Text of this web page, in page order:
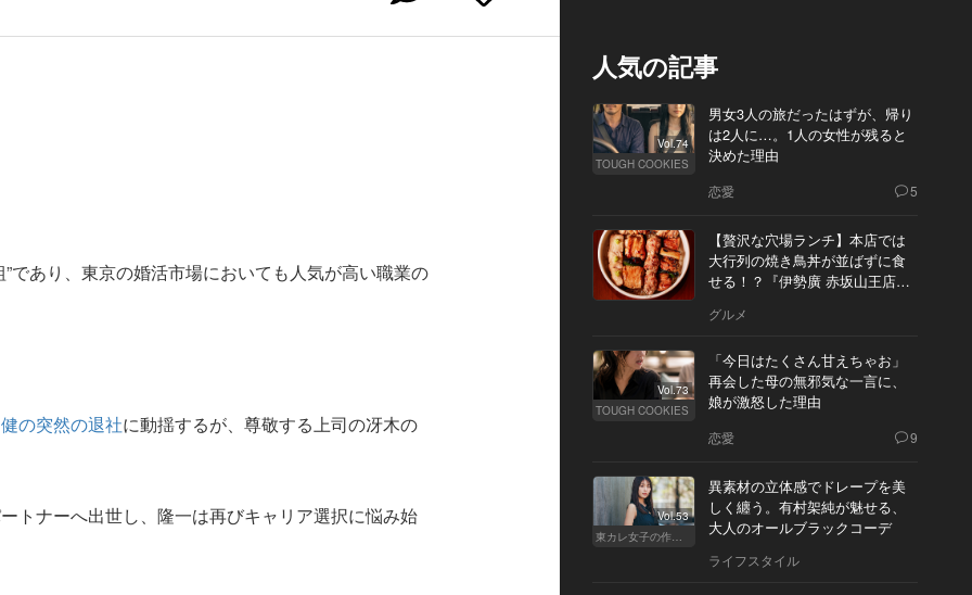
であり、東京の婚活市場においても人気が高い職業の
の突然の退社に動揺するが、尊敬する上司の冴木の
トナーへ出世し、隆一は再びキャリア選択に悩み始
人気の記事
Vol.74
TOUGH COOKIES
男女3人の旅だったはずが、帰り
は2人に…。1人の女性が残ると
決めた理由
恋愛 5
【贅沢な穴場ランチ】本店では
大行列の焼き鳥丼が並ばずに食
せる！？『伊勢廣 赤坂山王店』
グルメ
Vol.73
TOUGH COOKIES
「今日はたくさん甘えちゃお」
再会した母の無邪気な一言に、
娘が激怒した理由
恋愛 9
Vol.53
東カレ女子の作り方
異素材の立体感でドレープを美
しく纏う。有村架純が魅せる、
大人のオールブラックコーデ
ライフスタイル